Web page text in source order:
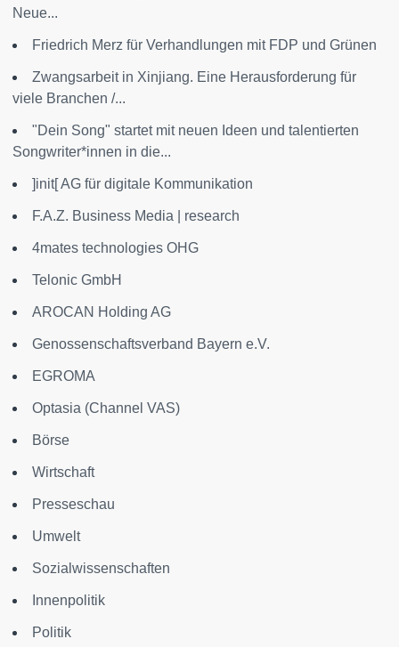
Neue...
Friedrich Merz für Verhandlungen mit FDP und Grünen
Zwangsarbeit in Xinjiang. Eine Herausforderung für
viele Branchen /...
"Dein Song" startet mit neuen Ideen und talentierten
Songwriter*innen in die...
]init[ AG für digitale Kommunikation
F.A.Z. Business Media | research
4mates technologies OHG
Telonic GmbH
AROCAN Holding AG
Genossenschaftsverband Bayern e.V.
EGROMA
Optasia (Channel VAS)
Börse
Wirtschaft
Presseschau
Umwelt
Sozialwissenschaften
Innenpolitik
Politik